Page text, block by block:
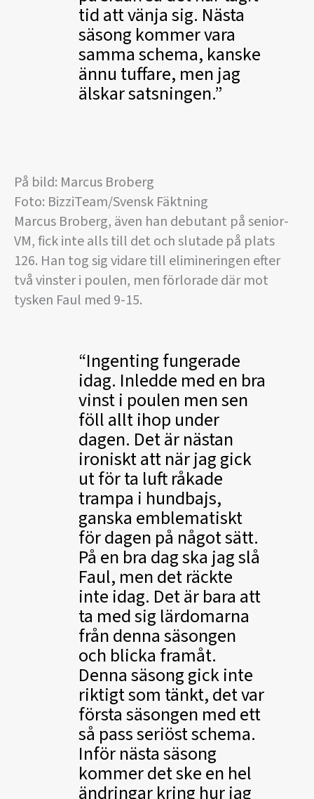
tid att vänja sig. Nästa
säsong kommer vara
samma schema, kanske
ännu tuffare, men jag
älskar satsningen.
På bild: Marcus Broberg
Foto: BizziTeam/Svensk Fäktning
Marcus Broberg, även han debutant på senior-
VM, fick inte alls till det och slutade på plats
126. Han tog sig vidare till elimineringen efter
två vinster i poulen, men förlorade där mot
tysken Faul med 9-15.
Ingenting fungerade
idag. Inledde med en bra
vinst i poulen men sen
föll allt ihop under
dagen. Det är nästan
ironiskt att när jag gick
ut för ta luft råkade
trampa i hundbajs,
ganska emblematiskt
för dagen på något sätt.
På en bra dag ska jag slå
Faul, men det räckte
inte idag. Det är bara att
ta med sig lärdomarna
från denna säsongen
och blicka framåt.
Denna säsong gick inte
riktigt som tänkt, det var
första säsongen med ett
så pass seriöst schema.
Inför nästa säsong
kommer det ske en hel
ändringar kring hur jag